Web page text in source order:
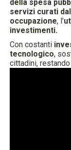
della spesa
servizi curati
occupazione, l’
investimenti.
Con costanti
tecnologico,
cittadini, restando